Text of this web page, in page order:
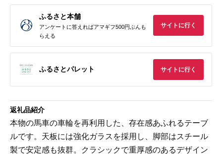
ふるさと本舗
アンケートに答えればアマギフ500円ぶんも
らえる
サイトに行く
ふるさとパレット サイトに行く
返礼品紹介
本物の馬車の車輪を再利用した、存在感あふれるテーブ
ルです。天板には強化ガラスを採用し、脚部はスチール
製で安定感も抜群。クラシックで重厚感のあるデザイン